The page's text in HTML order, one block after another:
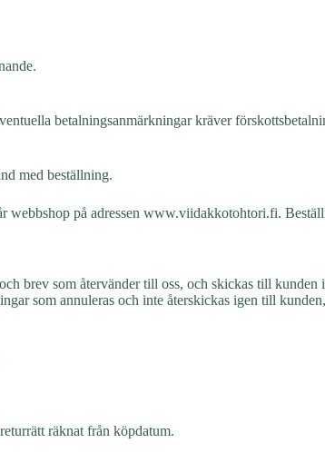
betalningsanmärkningar kräver
med beställning.
på adressen www.viidakkotohtori.fi.
brev som återvänder till oss, och skickas till kunden
som annuleras och inte återskickas igen till
räknat från köpdatum.